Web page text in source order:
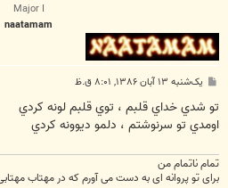
Major I
naatamam
پ
ت
یک‌شنبه ۱۳ آبان ۱۳۸۶, ۸:۰۱ ق.ظ
تو شدي خداي قلبم ، توي قلبم لونه کردي
اومدي تو سرنوشتم ، دلمو ديوونه کردي
تمام ناتمام من
برای تو پروانه ای به دست می آورم که در مهتاب